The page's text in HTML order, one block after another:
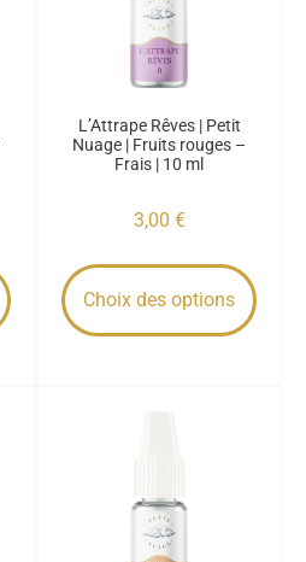
L’Attrape Rêves | Petit
Nuage | Fruits rouges –
Frais | 10 ml
3,00 €
Choix des options